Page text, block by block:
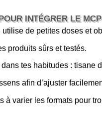
INTÉGRER LE
utilise de petites doses et
produits sûrs et testés.
tes habitudes : tisane
afin d’ajuster
à varier les formats pour